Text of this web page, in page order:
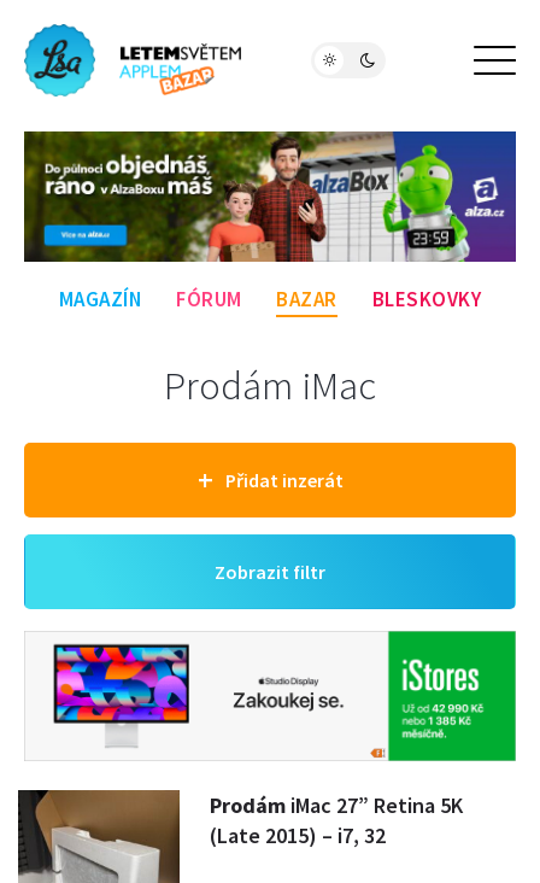
MAGAZÍN FÓRUM BAZAR BLESKOVKY
Prodám iMac
+ Přidat inzerát
Zobrazit filtr
Prodám iMac 27” Retina 5K
(Late 2015) – i7, 32